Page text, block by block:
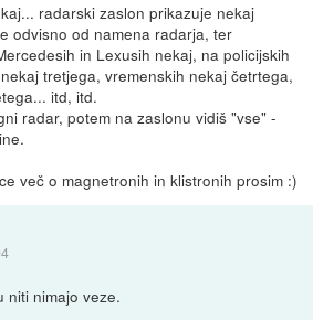
radarski zaslon prikazuje nekaj
odvisno od namena radarja, ter
in Lexusih nekaj, na policijskih
tretjega, vremenskih nekaj četrtega,
itd, itd.
radar, potem na zaslonu vidiš "vse" -
več o magnetronih in klistronih prosim :)
niti nimajo veze.